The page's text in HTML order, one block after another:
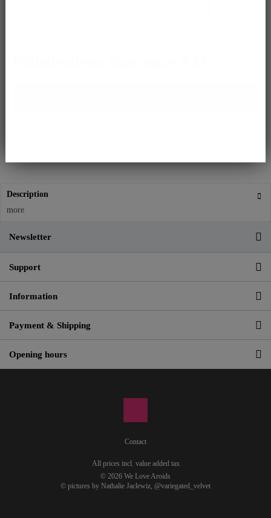
Description
more
Newsletter
Support
Information
Payment & Shipping
Opening hours
Contact
All prices incl. value added tax
© 2026 We Love Aroids
© pictures by Nathalie Jaclewiz, @variegated_velvet